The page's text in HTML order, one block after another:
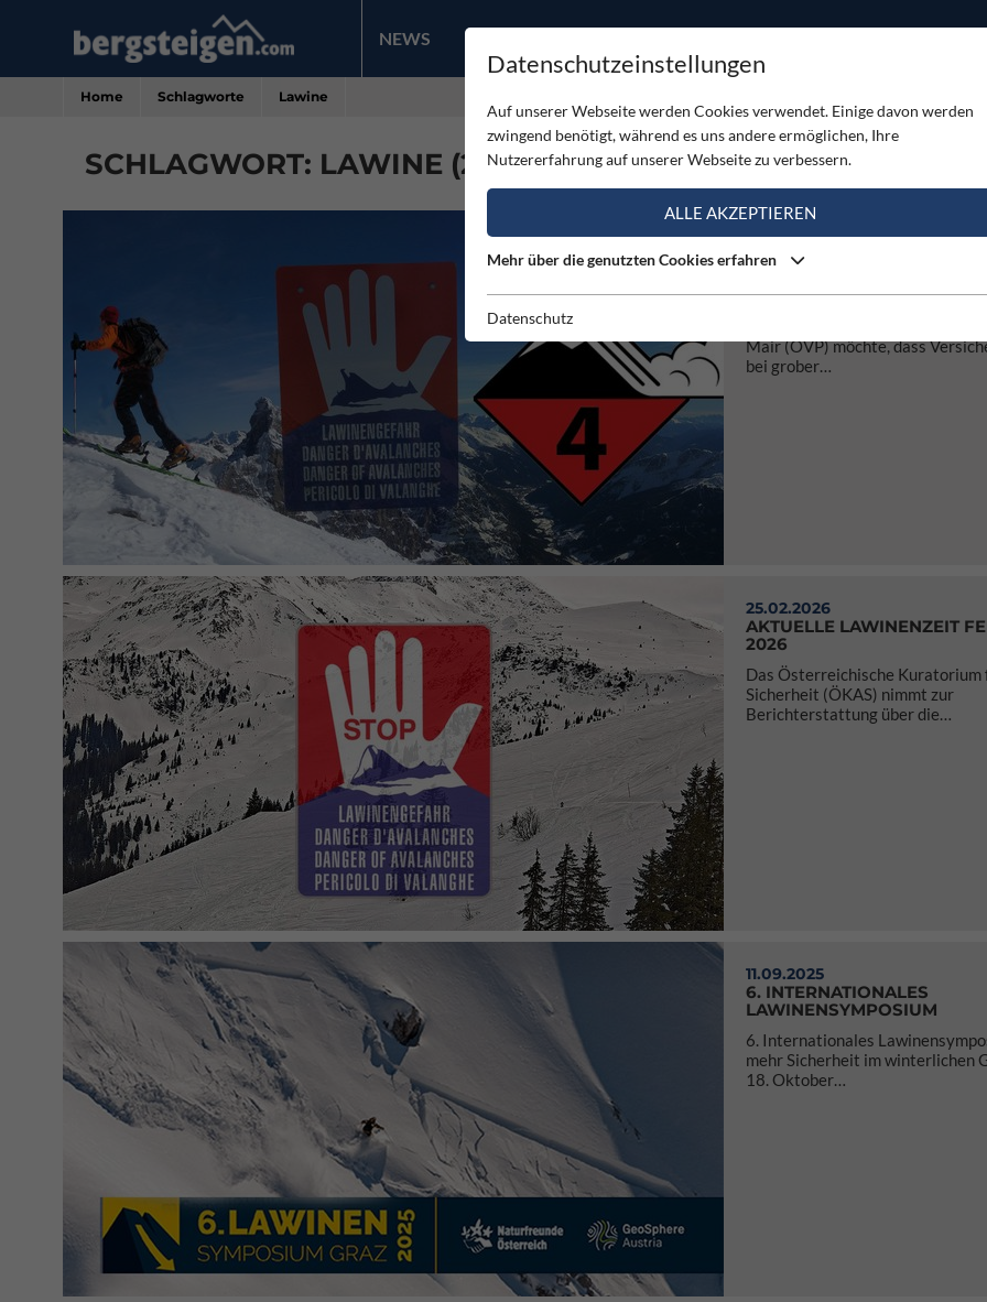
NEWS PRODUKTE
Home Schlagworte Lawine
SCHLAGWORT: LAWINE (27)
26.02.2026
SOLLEN LEICHTSINNIGE DEN
BERGRETTUNGSEINSATZ
BEZAHLEN?
Die Tiroler
Mair (ÖVP) möchte, dass
bei grober…
25.02.2026
AKTUELLE LAWINENZEIT
2026
Das Österreichische Kuratorium
Sicherheit (ÖKAS) nimmt zur
Berichterstattung über die…
11.09.2025
6. INTERNATIONALES
LAWINENSYMPOSIUM
6. Internationales
mehr Sicherheit im winterlichen
18. Oktober…
Datenschutzeinstellungen
Auf unserer Webseite werden Cookies verwendet. Einige davon werden
zwingend benötigt, während es uns andere ermöglichen, Ihre
Nutzererfahrung auf unserer Webseite zu verbessern.
ALLE AKZEPTIEREN
Mehr über die genutzten Cookies erfahren
Datenschutz